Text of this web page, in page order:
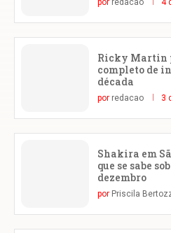
por redacao 4
Ricky Martin
completo de
década
por redacao 3
Shakira em
que se sabe
dezembro
por Priscila